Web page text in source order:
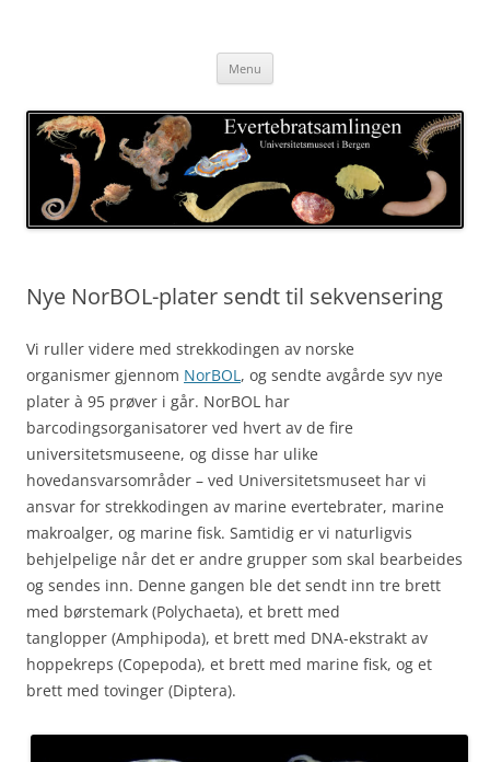
Menu
Nye NorBOL-plater sendt til sekvensering
Vi ruller videre med strekkodingen av norske
organismer gjennom NorBOL, og sendte avgårde syv nye
plater à 95 prøver i går. NorBOL har
barcodingsorganisatorer ved hvert av de fire
universitetsmuseene, og disse har ulike
hovedansvarsområder – ved Universitetsmuseet har vi
ansvar for strekkodingen av marine evertebrater, marine
makroalger, og marine fisk. Samtidig er vi naturligvis
behjelpelige når det er andre grupper som skal bearbeides
og sendes inn. Denne gangen ble det sendt inn tre brett
med børstemark (Polychaeta), et brett med
tanglopper (Amphipoda), et brett med DNA-ekstrakt av
hoppekreps (Copepoda), et brett med marine fisk, og et
brett med tovinger (Diptera).